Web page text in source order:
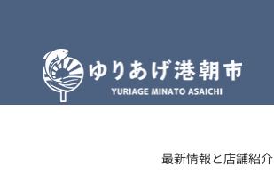
最新情報と店舗紹介